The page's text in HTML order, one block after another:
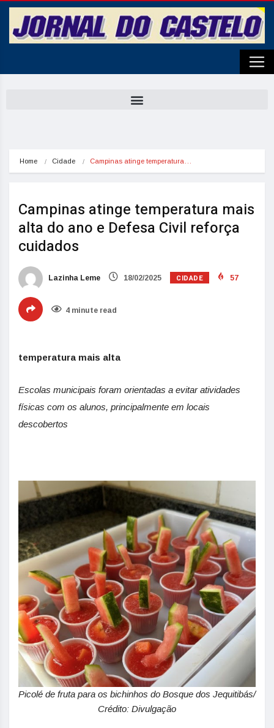
Home Cidade Campinas atinge temperatura…
Campinas atinge temperatura mais
alta do ano e Defesa Civil reforça
cuidados
Lazinha Leme 18/02/2025 CIDADE 57
4 minute read
temperatura mais alta
Escolas municipais foram orientadas a evitar atividades
físicas com os alunos, principalmente em locais
descobertos
Picolé de fruta para os bichinhos do Bosque dos Jequitibás/
Crédito: Divulgação